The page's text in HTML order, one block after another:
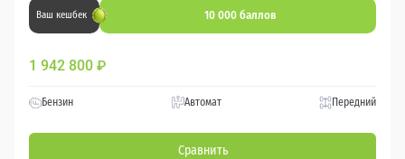
Ваш кешбек 10 000 баллов
1 942 800 ₽
Бензин Автомат Передний
Сравнить